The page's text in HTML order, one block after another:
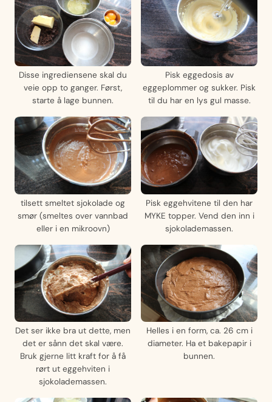
Disse ingrediensene skal du
veie opp to ganger. Først,
starte å lage bunnen.
Pisk eggedosis av
eggeplommer og sukker. Pisk
til du har en lys gul masse.
tilsett smeltet sjokolade og
smør (smeltes over vannbad
eller i en mikroovn)
Pisk eggehvitene til den har
MYKE topper. Vend den inn i
sjokolademassen.
Det ser ikke bra ut dette, men
det er sånn det skal være.
Bruk gjerne litt kraft for å få
rørt ut eggehviten i
sjokolademassen.
Helles i en form, ca. 26 cm i
diameter. Ha et bakepapir i
bunnen.